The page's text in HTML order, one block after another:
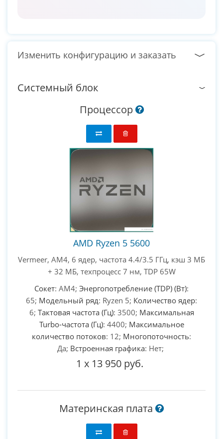
Изменить конфигурацию и заказать
Системный блок
Процессор
AMD Ryzen 5 5600
Vermeer, AM4, 6 ядер, частота 4.4/3.5 ГГц, кэш 3 МБ
+ 32 МБ, техпроцесс 7 нм, TDP 65W
Сокет: AM4; Энергопотребление (TDP) (Вт):
65; Модельный ряд: Ryzen 5; Количество ядер:
6; Тактовая частота (Гц): 3500; Максимальная
Turbo-частота (Гц): 4400; Максимальное
количество потоков: 12; Многопоточность:
Да; Встроенная графика: Нет;
1 x 13 950 руб.
Материнская плата